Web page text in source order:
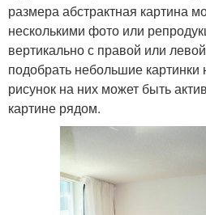
размера абстрактная картина
несколькими фото или
вертикально с правой или
подобрать небольшие картинки
рисунок на них может быть
картине рядом.